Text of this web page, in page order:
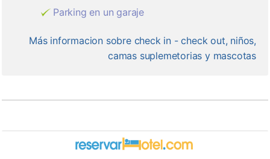
Parking en un garaje
Más informacion sobre check in - check out, niños,
camas suplemetorias y mascotas